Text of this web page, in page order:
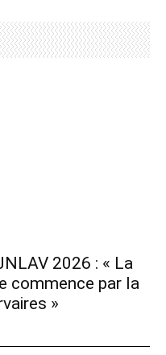
2026 : « La
commence par la
»